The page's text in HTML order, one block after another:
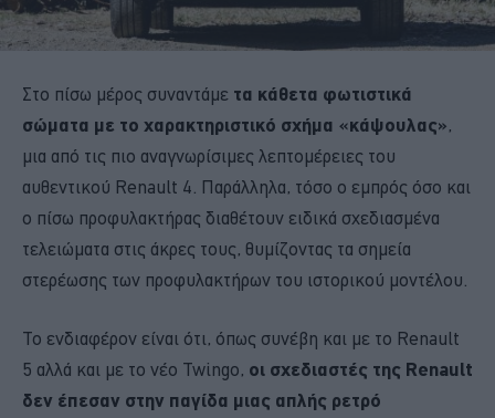
Στο πίσω μέρος συναντάμε τα κάθετα φωτιστικά
σώματα με το χαρακτηριστικό σχήμα «κάψουλας»,
μια από τις πιο αναγνωρίσιμες λεπτομέρειες του
αυθεντικού Renault 4. Παράλληλα, τόσο ο εμπρός όσο και
ο πίσω προφυλακτήρας διαθέτουν ειδικά σχεδιασμένα
τελειώματα στις άκρες τους, θυμίζοντας τα σημεία
στερέωσης των προφυλακτήρων του ιστορικού μοντέλου.
Το ενδιαφέρον είναι ότι, όπως συνέβη και με το Renault
5 αλλά και με το νέο Twingo, οι σχεδιαστές της Renault
δεν έπεσαν στην παγίδα μιας απλής ρετρό